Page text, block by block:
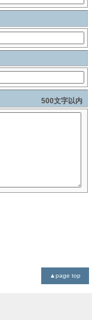
500文字以内
▲page top